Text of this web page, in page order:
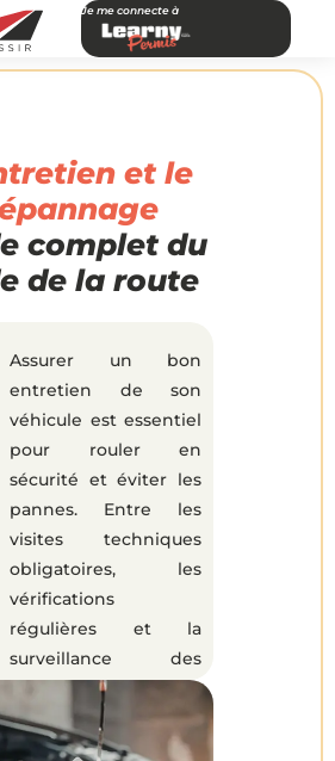
Je me connecte à
et le
complet du
de la route
Assurer un bon
entretien de son
véhicule est essentiel
pour rouler en
sécurité et éviter les
pannes. Entre les
visites techniques
obligatoires, les
vérifications
régulières et la
surveillance des
pneus, chaque
contrôle contribue au
bon fonctionnement